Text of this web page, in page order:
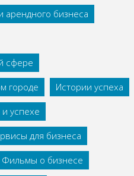
арендного бизнеса
сфере
городе
Истории успеха
успехе
для бизнеса
Фильмы о бизнесе